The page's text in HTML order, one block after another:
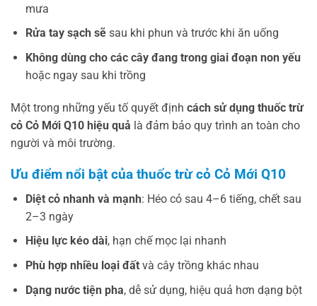
mưa
Rửa tay sạch sẽsau khi phun và trước khi ăn uống
Không dùng cho các cây đang trong giai đoạn non yếu
hoặc ngay sau khi trồng
Một trong những yếu tố quyết định cách sử dụng thuốc trừ
cỏ Cỏ Mới Q10 hiệu quả là đảm bảo quy trình an toàn cho
người và môi trường.
Ưu điểm nổi bật của thuốc trừ cỏ Cỏ Mới Q10
Diệt cỏ nhanh và mạnh: Héo cỏ sau 4–6 tiếng, chết sau
2–3 ngày
Hiệu lực kéo dài, hạn chế mọc lại nhanh
Phù hợp nhiều loại đấtvà cây trồng khác nhau
Dạng nước tiện pha, dễ sử dụng, hiệu quả hơn dạng bột